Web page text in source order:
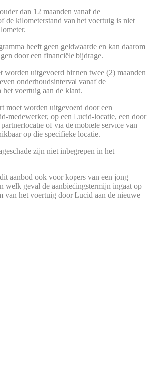
dan 12 maanden vanaf de
de kilometerstand van het voertuig is niet
heeft geen geldwaarde en kan daarom
door een financiële bijdrage.
worden uitgevoerd binnen twee (2) maanden
onderhoudsinterval vanaf de
het voertuig aan de klant.
moet worden uitgevoerd door een
medewerker, op een Lucid-locatie, een door
of via de mobiele service van
op die specifieke locatie.
zijn niet inbegrepen in het
aanbod ook voor kopers van een jong
welk geval de aanbiedingstermijn ingaat op
van het voertuig door Lucid aan de nieuwe